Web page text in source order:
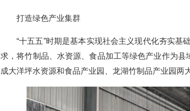
打造绿色产业集群
“十五五”时期是基本实现社会主义现代化夯实基
求，将竹制品、水资源、食品加工等绿色产业作为
成大洋坪水资源和食品产业园、龙湖竹制品产业园两